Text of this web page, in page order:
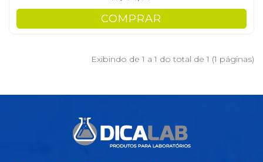
COMPRAR
Exibindo de 1 a 1 do total de 1 (1 páginas)